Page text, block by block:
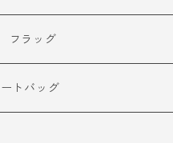
フラッグ
トバッグ